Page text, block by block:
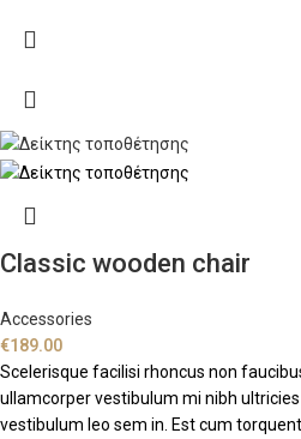
Classic wooden chair
Accessories
€189.00
Scelerisque facilisi rhoncus non
ullamcorper vestibulum mi nibh
vestibulum leo sem in. Est cum